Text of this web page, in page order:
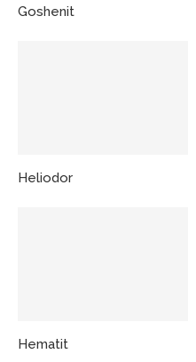
Goshenit
Heliodor
Hematit